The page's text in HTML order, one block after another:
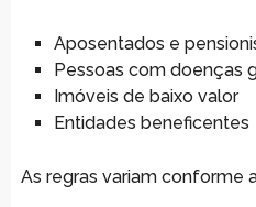
Aposentados e
Pessoas com doenças
Imóveis de baixo valor
Entidades beneficentes
As regras variam conforme